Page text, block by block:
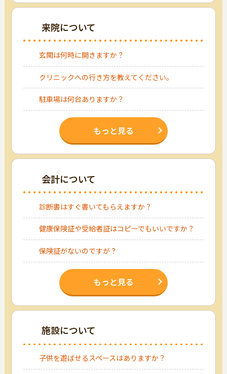
来院について
玄関は何時に開きますか？
クリニックへの行き方を教えてください。
駐車場は何台ありますか？
もっと見る
会計について
診断書はすぐ書いてもらえますか？
健康保険証や受給者証はコピーでもいいですか？
保険証がないのですが？
もっと見る
施設について
子供を遊ばせるスペースはありますか？